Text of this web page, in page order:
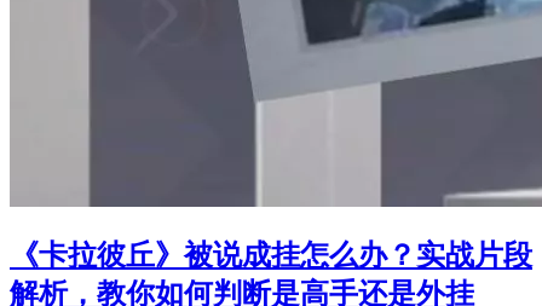
《卡拉彼丘》被说成挂怎么办？实战片段
解析，教你如何判断是高手还是外挂